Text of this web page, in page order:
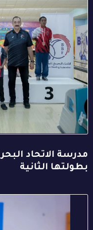
مدرسة الاتحاد
بطولتها الثانية